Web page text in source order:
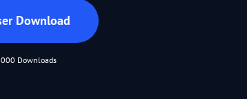
Download
Downloads